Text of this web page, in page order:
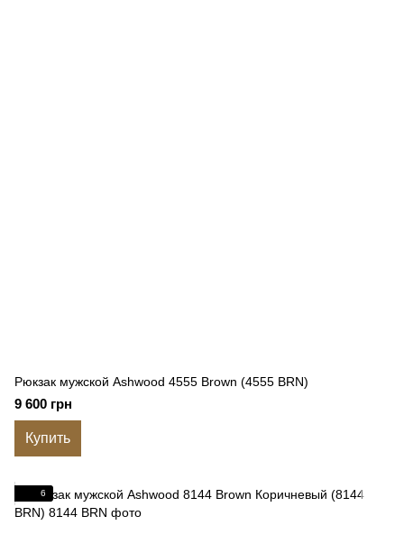
Рюкзак мужской Ashwood 4555 Brown (4555 BRN)
9 600 грн
Купить
6